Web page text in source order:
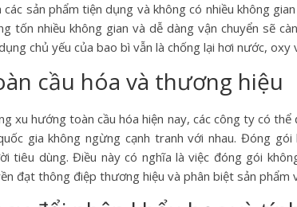
các sản phẩm tiện dụng và không có nhiều không
tốn nhiều không gian và dễ dàng vận chuyển sẽ
chủ yếu của bao bì vẫn là chống lại hơi nước, oxy
cầu hóa và thương hiệu
xu hướng toàn cầu hóa hiện nay, các công ty có
gia không ngừng cạnh tranh với nhau. Đóng
tiêu dùng. Điều này có nghĩa là việc đóng gói
đạt thông điệp thương hiệu và phân biệt sản phẩm